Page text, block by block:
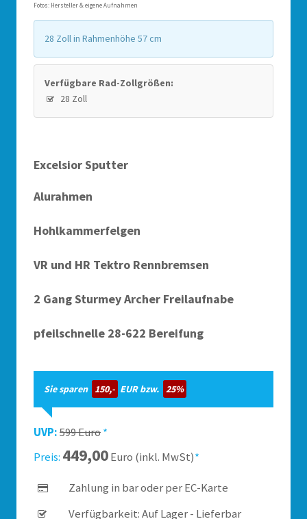
Fotos: Hersteller & eigene Aufnahmen
28 Zoll in Rahmenhöhe 57 cm
Verfügbare Rad-Zollgrößen:
28 Zoll
Excelsior Sputter
Alurahmen
Hohlkammerfelgen
VR und HR Tektro Rennbremsen
2 Gang Sturmey Archer Freilaufnabe
pfeilschnelle 28-622 Bereifung
Sie sparen 150,- EUR bzw. 25%
UVP:599 Euro*
Preis: 449,00Euro (inkl. MwSt)*
Zahlung in bar oder per EC-Karte
Verfügbarkeit: Auf Lager - Lieferbar